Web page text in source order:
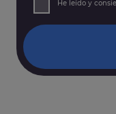
así como otros
He leído y